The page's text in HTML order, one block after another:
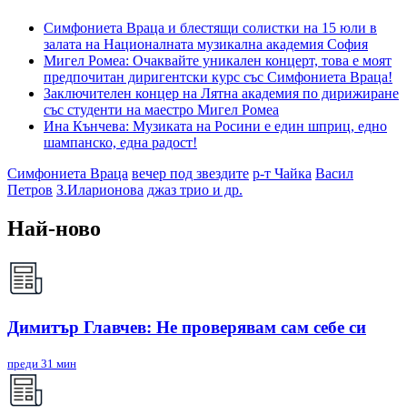
Симфониета Враца и блестящи солистки на 15 юли в
залата на Националната музикална академия София
Мигел Ромеа: Очаквайте уникален концерт, това е моят
предпочитан диригентски курс със Симфониета Враца!
Заключителен концер на Лятна академия по дирижиране
със студенти на маестро Мигел Ромеа
Ина Кънчева: Музиката на Росини е един шприц, едно
шампанско, една радост!
Симфониета Враца вечер под звездите р-т Чайка Васил
Петров З.Иларионова джаз трио и др.
Най-ново
Димитър Главчев: Не проверявам сам себе си
преди 31 мин